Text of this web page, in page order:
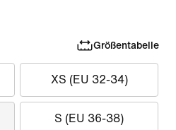
Größentabelle
XS (EU 32-34)
S (EU 36-38)